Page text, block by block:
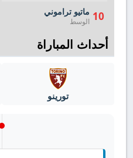
10 ماتيو تراموني
الوسط
أحداث المباراة
تورينو